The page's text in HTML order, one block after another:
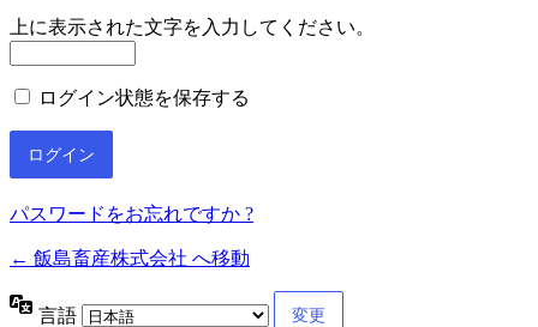
上に表示された文字を入力してください。
ログイン状態を保存する
パスワードをお忘れですか ?
← 飯島畜産株式会社 へ移動
言語